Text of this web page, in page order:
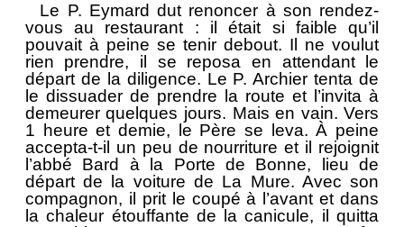
Le P. Eymard dut renoncer à son rendez-
vous au restaurant : il était si faible qu’il
pouvait à peine se tenir debout. Il ne voulut
rien prendre, il se reposa en attendant le
départ de la diligence. Le P. Archier tenta de
le dissuader de prendre la route et l’invita à
demeurer quelques jours. Mais en vain. Vers
1 heure et demie, le Père se leva. À peine
accepta-t-il un peu de nourriture et il rejoignit
l’abbé Bard à la Porte de Bonne, lieu de
départ de la voiture de La Mure. Avec son
compagnon, il prit le coupé à l’avant et dans
la chaleur étouffante de la canicule, il quitta